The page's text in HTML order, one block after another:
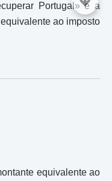
Portugal» e a
ao imposto
equivalente ao